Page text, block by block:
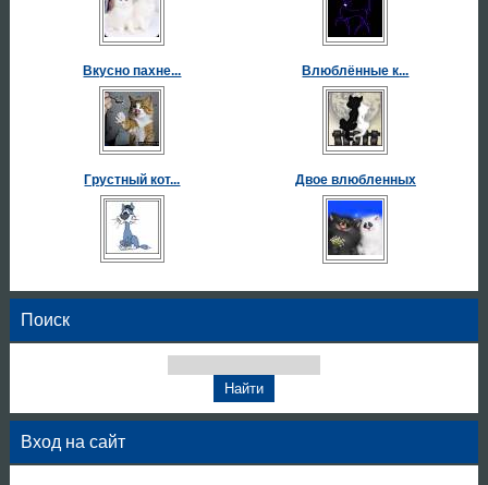
Вкусно пахне... Влюблённые к...
Грустный кот... Двое влюбленных
Поиск
Вход на сайт